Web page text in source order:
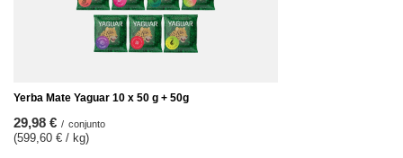
Yerba Mate Yaguar 10 x 50 g + 50g
29,98 € / conjunto
(599,60 € / kg)